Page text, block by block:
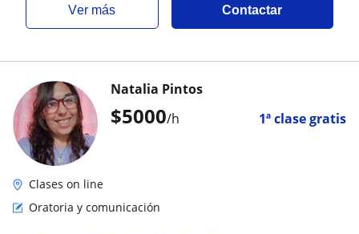
ver más Contactar
$5000/h 1ª clase gratis
Natalia Pintos
Clases on line
Oratoria y comunicación